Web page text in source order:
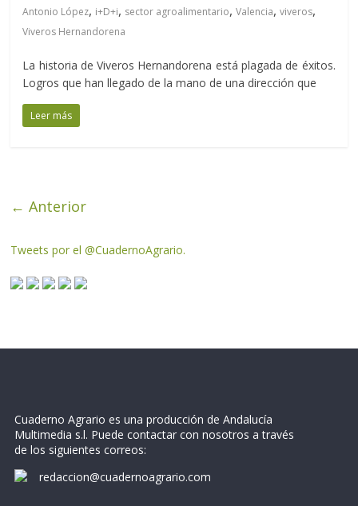
Antonio López, i+D+i, sector agroalimentario,Valencia,viveros,
Viveros Hernandorena
La historia de Viveros Hernandorena está plagada de éxitos.
Logros que han llegado de la mano de una dirección que
Leer más
← Anterior
Tweets por el @CuadernoAgrario.
Cuaderno Agrario es una producción de Andalucía
Multimedia s.l. Puede contactar con nosotros a través
de los siguientes correos:
redaccion@cuadernoagrario.com